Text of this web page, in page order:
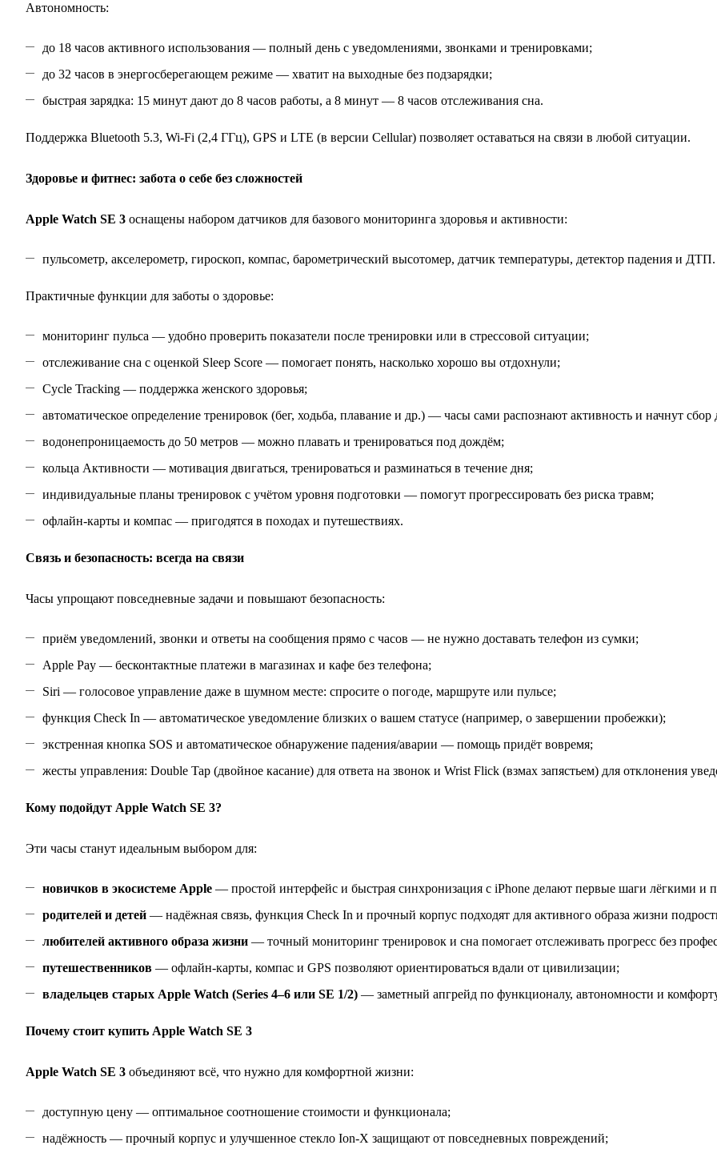
Автономность:
до 18 часов активного использования — полный день с уведомлениями, звонками и тренировками;
до 32 часов в энергосберегающем режиме — хватит на выходные без подзарядки;
быстрая зарядка: 15 минут дают до 8 часов работы, а 8 минут — 8 часов отслеживания сна.
Поддержка Bluetooth 5.3, Wi‑Fi (2,4 ГГц), GPS и LTE (в версии Cellular) позволяет оставаться на связи в любой ситуации.
Здоровье и фитнес: забота о себе без сложностей
Apple Watch SE 3 оснащены набором датчиков для базового мониторинга здоровья и активности:
пульсометр, акселерометр, гироскоп, компас, барометрический высотомер, датчик температуры, детектор падения и ДТП.
Практичные функции для заботы о здоровье:
мониторинг пульса — удобно проверить показатели после тренировки или в стрессовой ситуации;
отслеживание сна с оценкой Sleep Score — помогает понять, насколько хорошо вы отдохнули;
Cycle Tracking — поддержка женского здоровья;
автоматическое определение тренировок (бег, ходьба, плавание и др.) — часы сами распознают активность и начнут сбор
водонепроницаемость до 50 метров — можно плавать и тренироваться под дождём;
кольца Активности — мотивация двигаться, тренироваться и разминаться в течение дня;
индивидуальные планы тренировок с учётом уровня подготовки — помогут прогрессировать без риска травм;
офлайн‑карты и компас — пригодятся в походах и путешествиях.
Связь и безопасность: всегда на связи
Часы упрощают повседневные задачи и повышают безопасность:
приём уведомлений, звонки и ответы на сообщения прямо с часов — не нужно доставать телефон из сумки;
Apple Pay — бесконтактные платежи в магазинах и кафе без телефона;
Siri — голосовое управление даже в шумном месте: спросите о погоде, маршруте или пульсе;
функция Check In — автоматическое уведомление близких о вашем статусе (например, о завершении пробежки);
экстренная кнопка SOS и автоматическое обнаружение падения/аварии — помощь придёт вовремя;
жесты управления: Double Tap (двойное касание) для ответа на звонок и Wrist Flick (взмах запястьем) для отклонения
Кому подойдут Apple Watch SE 3?
Эти часы станут идеальным выбором для:
новичков в экосистеме Apple — простой интерфейс и быстрая синхронизация с iPhone делают первые шаги лёгкими и
родителей и детей — надёжная связь, функция Check In и прочный корпус подходят для активного образа жизни
любителей активного образа жизни — точный мониторинг тренировок и сна помогает отслеживать прогресс без
путешественников — офлайн‑карты, компас и GPS позволяют ориентироваться вдали от цивилизации;
владельцев старых Apple Watch (Series 4–6 или SE 1/2) — заметный апгрейд по функционалу, автономности и
Почему стоит купить Apple Watch SE 3
Apple Watch SE 3 объединяют всё, что нужно для комфортной жизни:
доступную цену — оптимальное соотношение стоимости и функционала;
надёжность — прочный корпус и улучшенное стекло Ion‑X защищают от повседневных повреждений;